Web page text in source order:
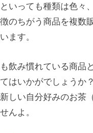
いっても種類は色々
のちがう商品を複数
ます。
飲み慣れている商品
はいかがでしょうか？
しい自分好みのお茶
んよ。